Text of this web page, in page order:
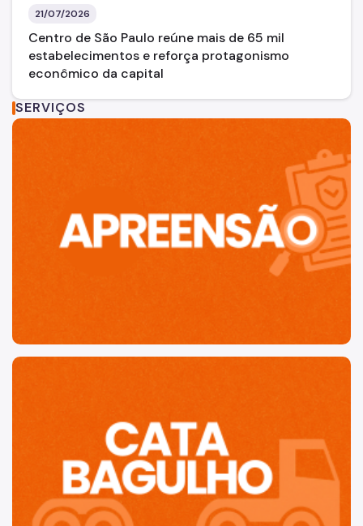
21/07/2026
Centro de São Paulo reúne mais de 65 mil
estabelecimentos e reforça protagonismo
econômico da capital
SERVIÇOS